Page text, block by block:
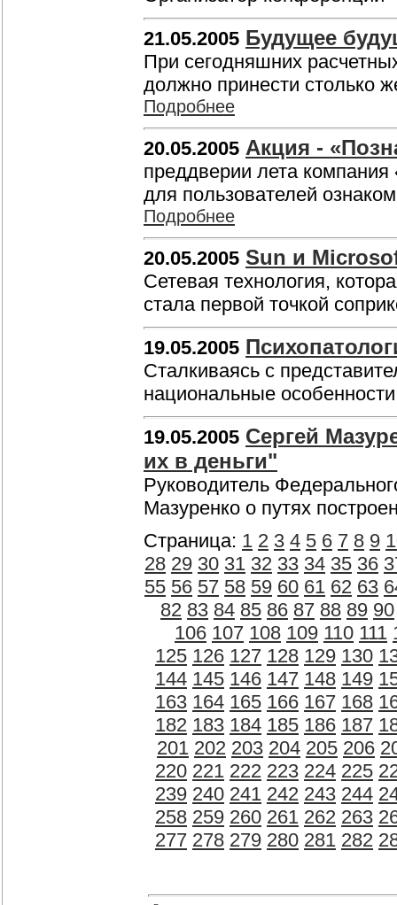
21.05.2005 Будущее
При сегодняшних
должно принести столько
Подробнее
20.05.2005 Акция -
преддверии лета
для пользователей
Подробнее
20.05.2005 Sun и
Сетевая технология,
стала первой точкой
19.05.2005
Сталкиваясь с
национальные
19.05.2005 Сергей
их в деньги"
Руководитель
Мазуренко о путях
Страница: 1 2 3 4 5 6 7 8 9
28 29 30 31 32 33 34 35 36
55 56 57 58 59 60 61 62 63
82 83 84 85 86 87 88 89 90
106 107 108 109 110 111
125 126 127 128 129 130
144 145 146 147 148 149
163 164 165 166 167 168
182 183 184 185 186 187
201 202 203 204 205 206
220 221 222 223 224 225
239 240 241 242 243 244
258 259 260 261 262 263
277 278 279 280 281 282